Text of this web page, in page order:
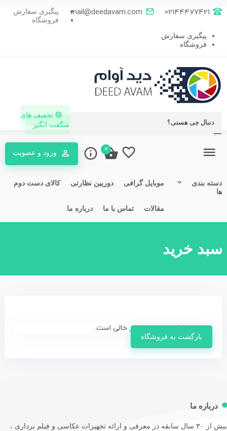
mail@deedavam.com 02144477421
پیگیری سفارش
فروشگاه
پیگیری سفارش
فروشگاه
ورود و عضویت 0
بندی
موبایل گرافی دوربین نظارتی کالای دست دوم
مقالات تماس با ما درباره ما
تخفیف های
شگفت انگیز
خرید
سبد خرید شما در حال حاضر خالی است.
بازگشت به فروشگاه
ما
بیش از ۳۰ سال سابقه در معرفی و ارائه تجهیزات عکاسی و فیلم برداری ،